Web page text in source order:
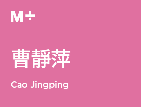
曹靜萍
Cao Jingping